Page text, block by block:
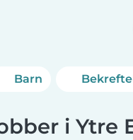
Barn
i Ytre